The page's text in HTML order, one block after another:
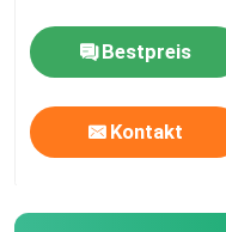
Bestpreis
Kontakt